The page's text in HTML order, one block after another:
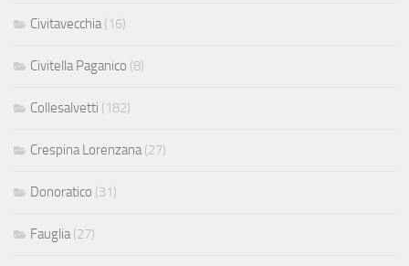
Civitavecchia (16)
Civitella Paganico (8)
Collesalvetti (182)
Crespina Lorenzana (27)
Donoratico (31)
Fauglia (27)